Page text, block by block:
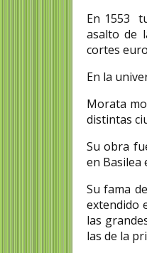
En 1553
asalto de
cortes
En la
Morata
distintas
Su obra
en Basilea
Su fama
extendido
las
las de la